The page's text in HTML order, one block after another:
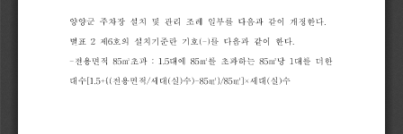
양양군 주차장 설치 및 관리 조례 일부를 다음과 같이 개정한다
별표 2 제6호의 설치기준란 기호 (-)를 다음과 같이 한다
- 전용면적 85㎡초과 : 1.5대에 85㎡를 초과하는 85㎡당 1 대를 더한
대수[1.5+{(전용면적/세대(실)수)-85㎡}/85㎡]×세대(실 )수